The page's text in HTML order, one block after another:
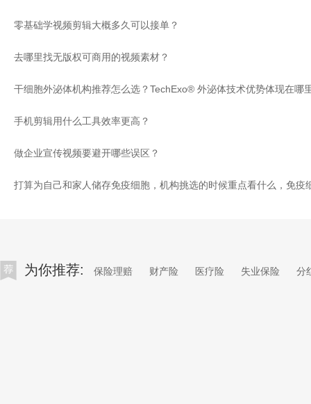
零基础学视频剪辑大概多久可以接单？
去哪里找无版权可商用的视频素材？
干细胞外泌体机构推荐怎么选？TechExo® 外泌体技术优势体现在哪
手机剪辑用什么工具效率更高？
做企业宣传视频要避开哪些误区？
为你推荐: 保险理赔 财产险 医疗险 失业保险 分